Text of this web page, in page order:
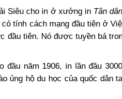
Siêu cho in ở xưởng in Tân
tính cách mạng đầu tiên ở
đầu tiên. Nó được tuyền bá
đầu năm 1906, in lần đầu
ủng hộ du học của quốc dân